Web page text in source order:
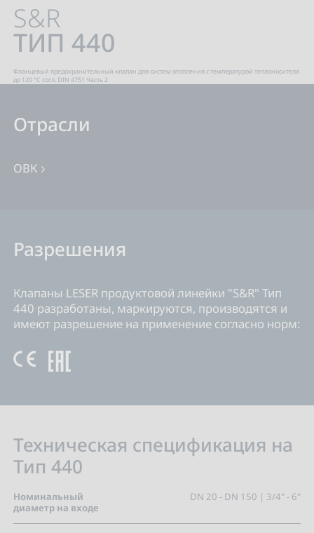
S&R
ТИП 440
Фланцевый предохранительный клапан для систем отопления с температурой теплоносителя
до 120 °C согл. DIN 4751 Часть 2
Отрасли
ОВК
Разрешения
Клапаны LESER продуктовой линейки "S&R" Тип
440 разработаны, маркируются, производятся и
имеют разрешение на применение согласно норм:
Техническая спецификация на
Тип 440
Номинальный
диаметр на входе
DN 20 - DN 150 | 3/4" - 6"